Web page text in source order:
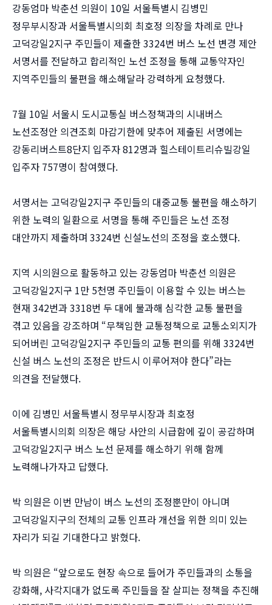
강동엄마 박춘선 의원이 10일 서울특별시 김병민
정무부시장과 서울특별시의회 최호정 의장을 차례로 만나
고덕강일2지구 주민들이 제출한 3324번 버스 노선 변경 제안
서명서를 전달하고 합리적인 노선 조정을 통해 교통약자인
지역주민들의 불편을 해소해달라 강력하게 요청했다.
7월 10일 서울시 도시교통실 버스정책과의 시내버스
노선조정안 의견조회 마감기한에 맞추어 제출된 서명에는
강동리버스트8단지 입주자 812명과 힐스테이트리슈빌강일
입주자 757명이 참여했다.
서명서는 고덕강일2지구 주민들의 대중교통 불편을 해소하기
위한 노력의 일환으로 서명을 통해 주민들은 노선 조정
대안까지 제출하며 3324번 신설노선의 조정을 호소했다.
지역 시의원으로 활동하고 있는 강동엄마 박춘선 의원은
고덕강일2지구 1만 5천명 주민들이 이용할 수 있는 버스는
현재 342번과 3318번 두 대에 불과해 심각한 교통 불편을
겪고 있음을 강조하며 “무책임한 교통정책으로 교통소외지가
되어버린 고덕강일2지구 주민들의 교통 편의를 위해 3324번
신설 버스 노선의 조정은 반드시 이루어져야 한다”라는
의견을 전달했다.
이에 김병민 서울특별시 정무부시장과 최호정
서울특별시의회 의장은 해당 사안의 시급함에 깊이 공감하며
고덕강일2지구 버스 노선 문제를 해소하기 위해 함께
노력해나가자고 답했다.
박 의원은 이번 만남이 버스 노선의 조정뿐만이 아니며
고덕강일지구의 전체의 교통 인프라 개선을 위한 의미 있는
자리가 되길 기대한다고 밝혔다.
박 의원은 “앞으로도 현장 속으로 들어가 주민들과의 소통을
강화해, 사각지대가 없도록 주민들을 잘 살피는 정책을 추진해